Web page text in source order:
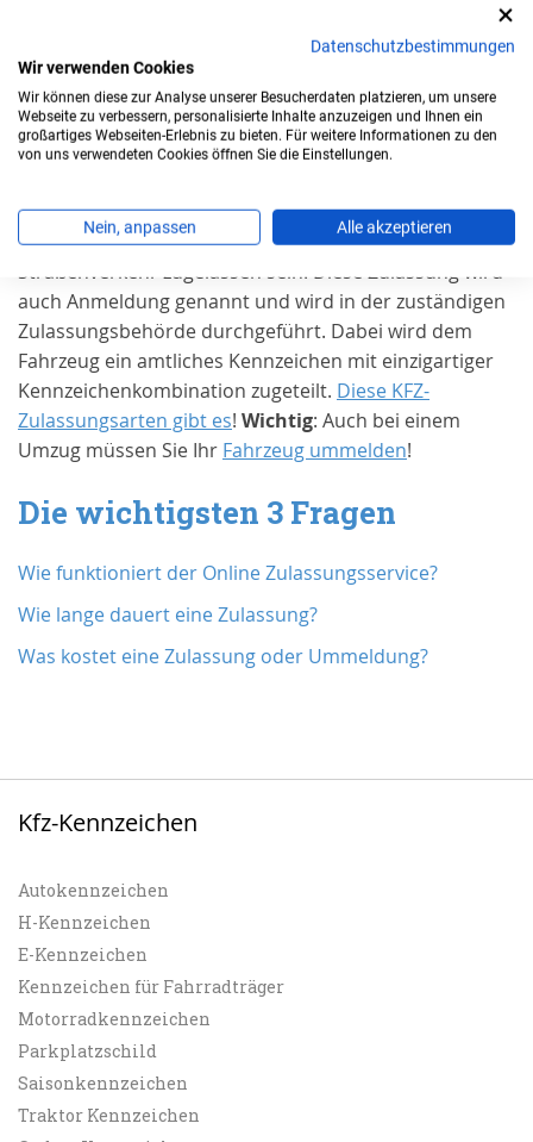
Wann benötigen Sie eine
Zulassung inKöln, Stadt?
Grundsätzlich muss jedes Kraftfahrzeug und jeder
Anhänger für den Gebrauch im öffentlichen
Straßenverkehr zugelassen sein. Diese Zulassung wird
auch Anmeldung genannt und wird in der zuständigen
Zulassungsbehörde durchgeführt. Dabei wird dem
Fahrzeug ein amtliches Kennzeichen mit einzigartiger
Kennzeichenkombination zugeteilt. Diese KFZ-
Zulassungsarten gibt es! Wichtig: Auch bei einem
Umzug müssen Sie Ihr Fahrzeug ummelden!
Die wichtigsten 3 Fragen
Wie funktioniert der Online Zulassungsservice?
Wie lange dauert eine Zulassung?
Was kostet eine Zulassung oder Ummeldung?
Kfz-Kennzeichen
Autokennzeichen
H-Kennzeichen
E-Kennzeichen
Kennzeichen für Fahrradträger
Motorradkennzeichen
Parkplatzschild
Saisonkennzeichen
Traktor Kennzeichen
Datenschutzbestimmungen
Wir verwenden Cookies
Wir können diese zur Analyse unserer Besucherdaten platzieren, um unsere
Webseite zu verbessern, personalisierte Inhalte anzuzeigen und Ihnen ein
großartiges Webseiten-Erlebnis zu bieten. Für weitere Informationen zu den
von uns verwendeten Cookies öffnen Sie die Einstellungen.
Nein, anpassen Alle akzeptieren